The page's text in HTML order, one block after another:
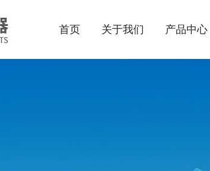
首页 关于我们 产品中心